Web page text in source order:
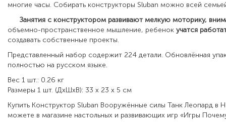
многие часы. Собирать конструкторы Sluban можно всей
Занятия с конструктором развивают мелкую моторику,
объемно-пространственное мышление, ребенок учатся
создавать собственные проекты.
Представленный набор содержит 224 детали. Обновлённая
полностью на русском языке.
Вес 1 шт.: 0.26 кг
Размеры 1 шт. (ДxШxВ): 33 x 23 x 5 см
Купить Конструктор Sluban Вооружённые силы Танк Леопард в
можете в магазине настольных и развивающих игр «Игры